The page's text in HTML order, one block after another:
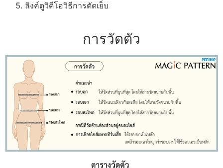
ลิงค์ดูวิดีโอวิธีการตัดเย็บ
การวัดตัว